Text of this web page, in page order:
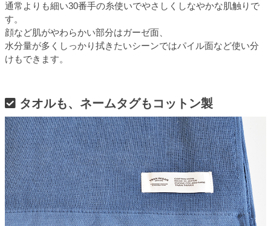
通常よりも細い30番手の糸使いでやさしくしなやかな肌触りで
す。
顔など肌がやわらかい部分はガーゼ面、
水分量が多くしっかり拭きたいシーンではパイル面など使い分
けもできます。
タオルも、ネームタグもコットン製